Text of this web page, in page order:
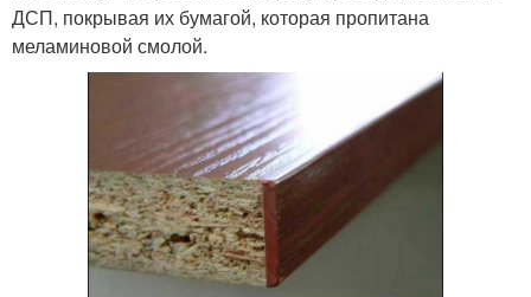
ДСП, покрывая их бумагой, которая пропитана
меламиновой смолой.